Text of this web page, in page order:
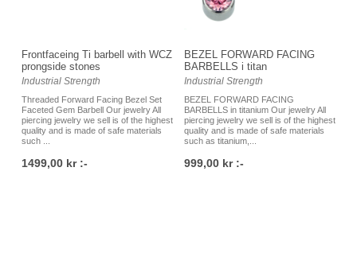
Frontfaceing Ti barbell with WCZ
prongside stones
Industrial Strength
Threaded Forward Facing Bezel Set
Faceted Gem Barbell Our jewelry All
piercing jewelry we sell is of the highest
quality and is made of safe materials
such ...
1499,00 kr :-
BEZEL FORWARD FACING
BARBELLS i titan
Industrial Strength
BEZEL FORWARD FACING
BARBELLS in titanium Our jewelry All
piercing jewelry we sell is of the highest
quality and is made of safe materials
such as titanium,...
999,00 kr :-